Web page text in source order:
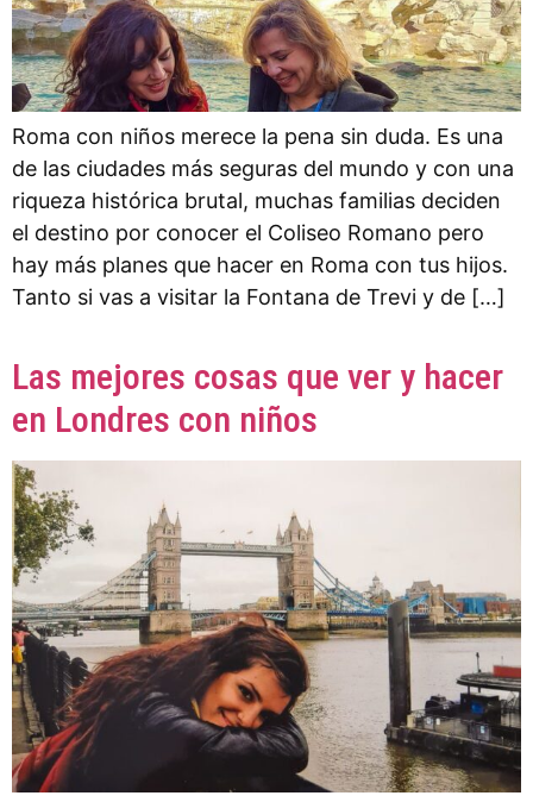
Roma con niños merece la pena sin duda. Es una
de las ciudades más seguras del mundo y con una
riqueza histórica brutal, muchas familias deciden
el destino por conocer el Coliseo Romano pero
hay más planes que hacer en Roma con tus hijos.
Tanto si vas a visitar la Fontana de Trevi y de […]
Las mejores cosas que ver y hacer
en Londres con niños